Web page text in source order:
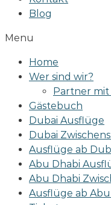
Blog
Menu
Home
Wer sind wir?
Partner mit
Gästebuch
Dubai Ausflüge
Dubai
Ausflüge ab
Abu Dhabi
Abu Dhabi
Ausflüge ab